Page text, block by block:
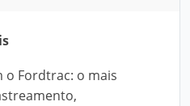
o Fordtrac: o mais